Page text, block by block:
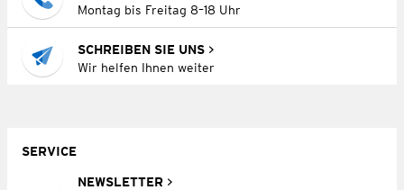
Montag bis Freitag 8–18 Uhr
SCHREIBEN SIE UNS
Wir helfen Ihnen weiter
SERVICE
NEWSLETTER